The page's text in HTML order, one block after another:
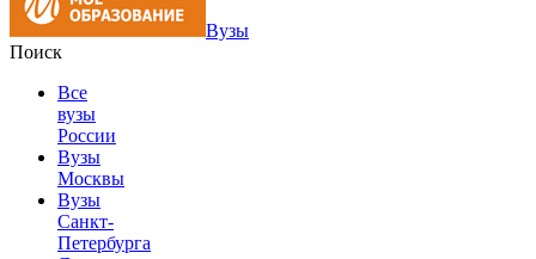
Вузы
Поиск
Все
вузы
России
Вузы
Москвы
Вузы
Санкт-
Петербурга